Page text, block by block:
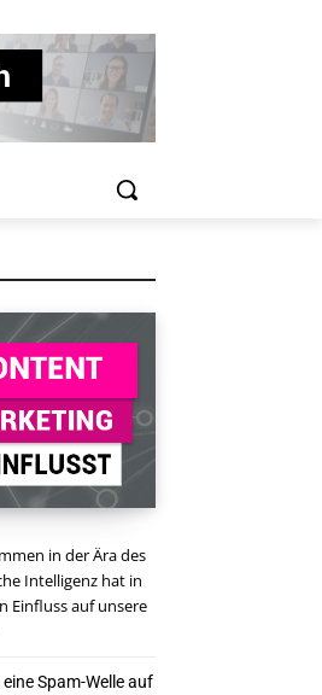
in der Ära des
Intelligenz hat in
Einfluss auf unsere
Spam-Welle auf